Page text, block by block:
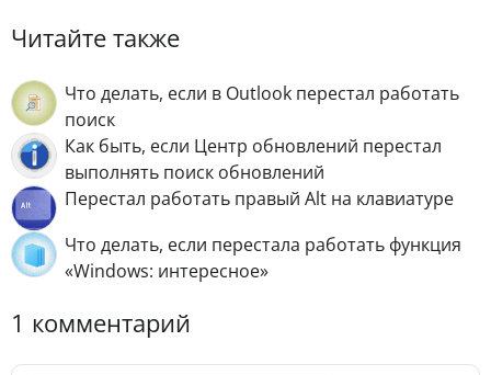
Читайте также
Что делать, если в Outlook перестал работать
поиск
Как быть, если Центр обновлений перестал
выполнять поиск обновлений
Перестал работать правый Alt на клавиатуре
Что делать, если перестала работать функция
«Windows: интересное»
1 комментарий